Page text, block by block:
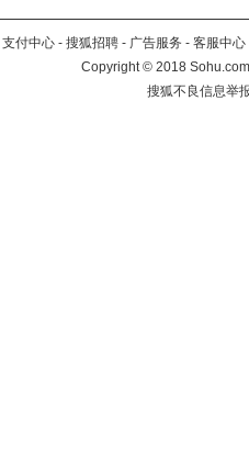
支付中心 - 搜狐招聘 - 广告服务 - 客服中心
Copyright©2018
搜狐不良信息举